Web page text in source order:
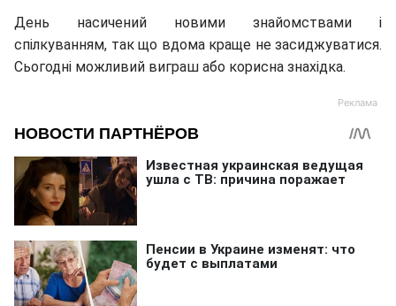
День насичений новими знайомствами і
спілкуванням, так що вдома краще не засиджуватися.
Сьогодні можливий виграш або корисна знахідка.